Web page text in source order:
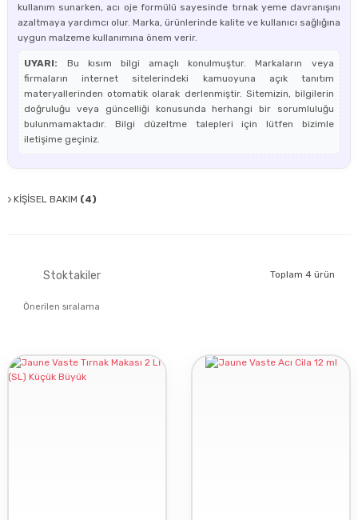
kullanım sunarken, acı oje formülü sayesinde tırnak yeme davranışını
azaltmaya yardımcı olur. Marka, ürünlerinde kalite ve kullanıcı sağlığına
uygun malzeme kullanımına önem verir.
UYARI:
Bu kısım bilgi amaçlı konulmuştur. Markaların veya
firmaların internet sitelerindeki kamuoyuna açık tanıtım
materyallerinden otomatik olarak derlenmiştir. Sitemizin, bilgilerin
doğruluğu veya güncelliği konusunda herhangi bir sorumluluğu
bulunmamaktadır. Bilgi düzeltme talepleri için lütfen bizimle
iletişime geçiniz.
KİŞİSEL BAKIM (4)
Stoktakiler Toplam 4 ürün